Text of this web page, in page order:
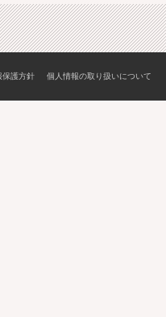
保護方針 個人情報の取り扱いについて